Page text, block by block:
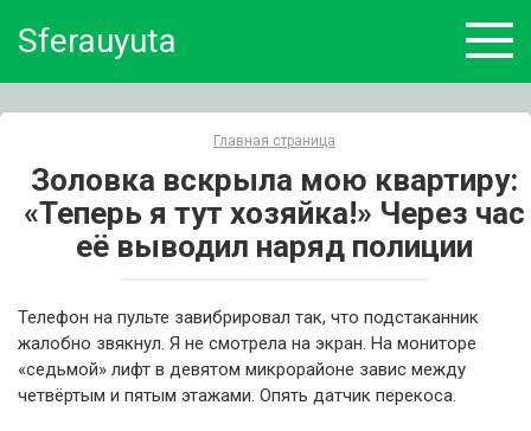
Sferauyuta
Главная страница
Золовка вскрыла мою квартиру:
«Теперь я тут хозяйка!» Через час
её выводил наряд полиции
Телефон на пульте завибрировал так, что подстаканник
жалобно звякнул. Я не смотрела на экран. На мониторе
«седьмой» лифт в девятом микрорайоне завис между
четвёртым и пятым этажами. Опять датчик перекоса.